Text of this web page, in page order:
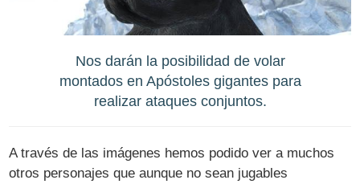
Nos darán la posibilidad de volar
montados en Apóstoles gigantes para
realizar ataques conjuntos.
A través de las imágenes hemos podido ver a muchos
otros personajes que aunque no sean jugables